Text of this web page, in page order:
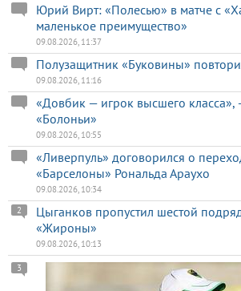
Юрий Вирт: «Полесью» в матче с
маленькое преимущество»
09.08.2026, 11:37
Полузащитник «Буковины»
09.08.2026, 11:16
«Довбик — игрок высшего класса»,
«Болоньи»
09.08.2026, 10:55
«Ливерпуль» договорился о
«Барселоны» Рональда Араухо
09.08.2026, 10:34
Цыганков пропустил шестой
«Жироны»
2
09.08.2026, 10:13
3